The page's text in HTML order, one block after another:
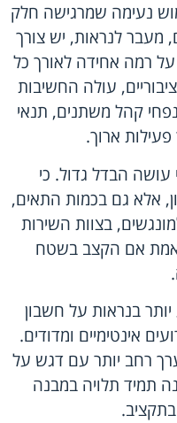
נעימה שמרגישה חלק
מעבר לנראות, יש צורך
על רמה אחידה לאורך כל
עולה החשיבות
קהל משתנים, תנאי
ארוך.
עושה הבדל גדול. כי
אלא גם בכמות התאים,
בצוות השירות
אמת אם הקצב בשטח
בנראות על חשבון
אינטימיים ומדודים.
רחב יותר עם דגש על
תמיד תלויה במבנה